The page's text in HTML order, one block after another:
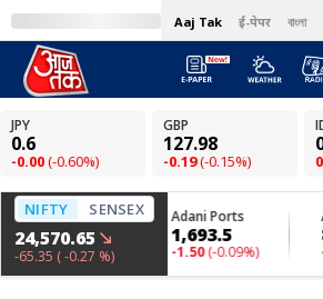
Aaj Tak ई-पेपर বাংলা